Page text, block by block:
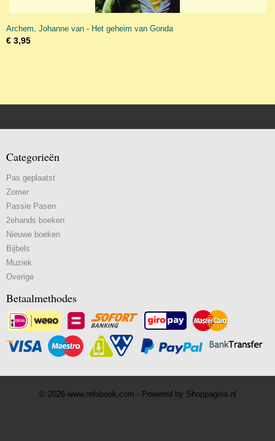
Archem, Johanne van - Het geheim van Gonda
€ 3,95
Categorieën
Pas geplaatst
Zomer
Passie Pasen
2ehands boeken
Nieuwe boeken
Bijbels
Muziek
Overige
Betaalmethodes
© 2026 www.refoboek.com - Powered by Shoppagina.nl